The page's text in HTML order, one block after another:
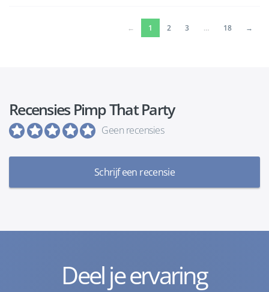
← 1 (current)
2 3 … 18 →
Recensies Pimp That Party
Geen recensies
Schrijf een recensie
Deel je ervaring